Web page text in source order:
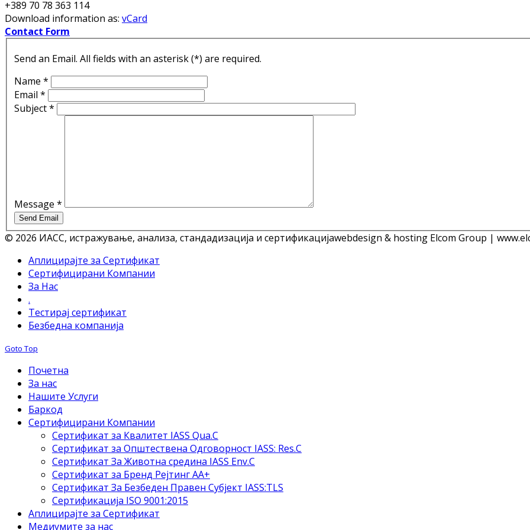
+389 70 78 363 114
Download information as: vCard
Contact Form
Send an Email. All fields with an asterisk (*) are required.
Name *
Email *
Subject*
Message *
Send Email
© 2026 ИАСС, истражување, анализа, стандадизација и сертификацијаwebdesign & hosting Elcom Group |
Аплицирајте за Сертификат
Сертифицирани Компании
За Нас
.
Тестирај сертификат
Безбедна компанија
Goto Top
Почетна
За нас
Нашите Услуги
Баркод
Сертифицирани Компании
Сертификат за Квалитет IASS Qua.C
Сертификат за Општествена Одговорност IASS: Res.C
Сертификат За Животна средина IASS Env.C
Сертификат за Бренд Рејтинг АА+
Сертификат За Безбеден Правен Субјект IASS:TLS
Сертификација ISO 9001:2015
Аплицирајте за Сертификат
Медиумите за нас